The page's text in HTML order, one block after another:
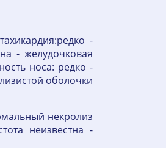
-
- желудочковая
носа: редко -
оболочки
некролиз
неизвестна -